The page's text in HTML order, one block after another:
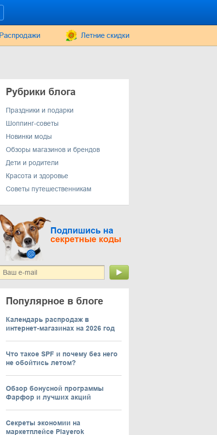
Распродажи Летние скидки
Рубрики блога
Праздники и подарки
Шоппинг-советы
Новинки моды
Обзоры магазинов и брендов
Дети и родители
Красота и здоровье
Советы путешественникам
Подпишись на
секретные коды
Популярное в блоге
Календарь распродаж в
интернет-магазинах на 2026 год
Что такое SPF и почему без него
не обойтись летом?
Обзор бонусной программы
Фарфор и лучших акций
Секреты экономии на
маркетплейсе Playerok